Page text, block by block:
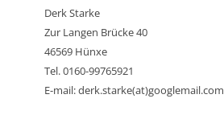
Derk Starke
Zur Langen Brücke 40
46569 Hünxe
Tel. 0160-99765921
E-mail: derk.starke(at)googlemail.com